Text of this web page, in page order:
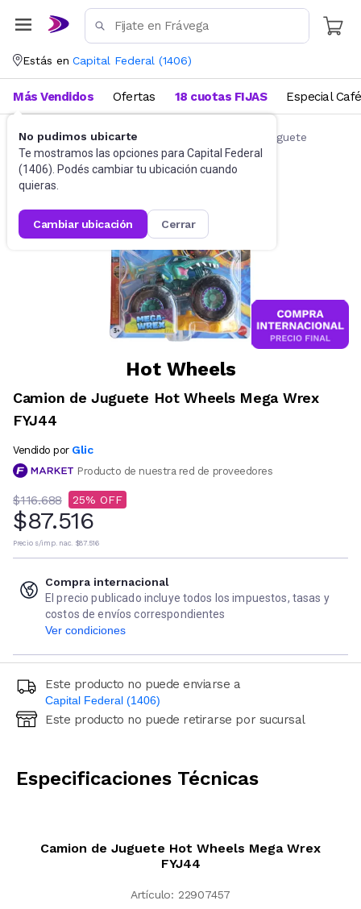
Estás en Capital Federal (1406)
No pudimos ubicarte
Te mostramos las opciones para Capital Federal
(1406). Podés cambiar tu ubicación cuando
quieras.
cambiar ubicación cerrar
Más Vendidos Ofertas 18 cuotas FIJAS Especial Café
Autos de juguete y accesorios Autitos de juguete
Hot Wheels
Camion de Juguete Hot Wheels Mega Wrex
FYJ44
Vendido por Glic
Producto de nuestra red de proveedores
$116.688 25
$87.516
Precio s/imp. nac. $87.516
Compra internacional
El precio publicado incluye todos los impuestos, tasas y
costos de envíos correspondientes
Ver condiciones
Este producto no puede enviarse a
Capital Federal (1406)
Ingresá código postal (sólo números)
Este producto no puede retirarse por sucursal
Especificaciones Técnicas
Camion de Juguete Hot Wheels Mega Wrex
FYJ44
Artículo: 22907457